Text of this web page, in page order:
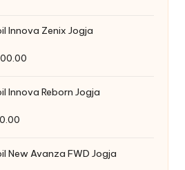
Innova Zenix Jogja
Innova Reborn Jogja
New Avanza FWD Jogja